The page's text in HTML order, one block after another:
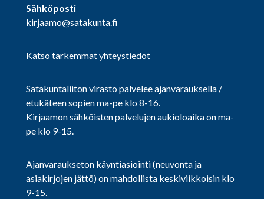
Sähköposti
kirjaamo@satakunta.fi
Katso tarkemmat yhteystiedot
Satakuntaliiton virasto palvelee ajanvarauksella /
etukäteen sopien ma-pe klo 8-16.
Kirjaamon sähköisten palvelujen aukioloaika on ma-
pe klo 9-15.
Ajanvaraukseton käyntiasiointi (neuvonta ja
asiakirjojen jättö) on mahdollista keskiviikkoisin klo
9-15.